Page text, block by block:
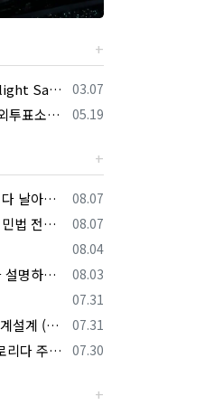
등록일
03.07
2026년 서머타임(Daylight Saving Time) 시작 안내
등록일
05.19
제21대 대통령선거 재외투표소의 명칭 및 소재지 등의 공고/올랜도 제외 투표소
등록일
08.07
당신의 노후 자금이 싹 다 날아갈 수도 있습니다, 롱텀케어 준비 하기
등록일
08.07
2026년 트럼프 정부 이민법 전면 시행 꼭 알아야 할 4가지!!
등록일
08.04
등록일
08.03
[8월 무료] 공대 교수가 설명하는 AP Physics1 물리 온라인 강의
등록일
07.31
등록일
07.31
[긴급채용]연구개발 기계설계 (C&C) 엔지니어 모집
등록일
07.30
(2026년 7월 29일) 플로리다 주요 뉴스 | 플로리다 한인 닷컴